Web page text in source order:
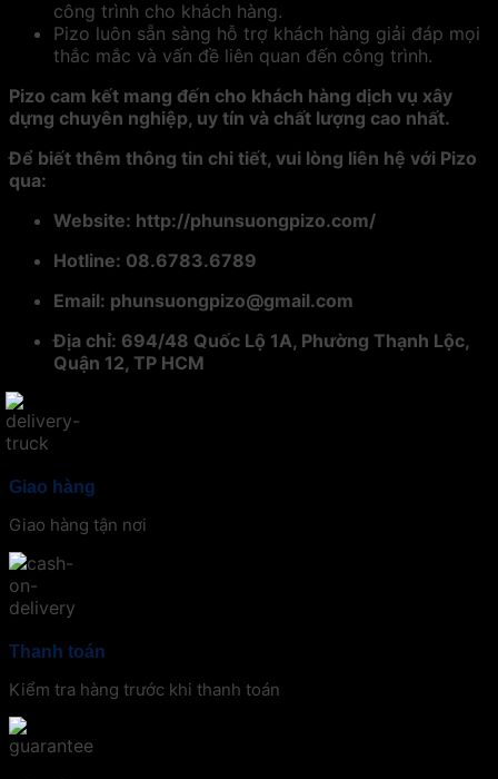
công trình cho khách hàng.
Pizo luôn sẵn sàng hỗ trợ khách hàng giải đáp mọi
thắc mắc và vấn đề liên quan đến công trình.
Pizo cam kết mang đến cho khách hàng dịch vụ xây
dựng chuyên nghiệp, uy tín và chất lượng cao nhất.
Để biết thêm thông tin chi tiết, vui lòng liên hệ với Pizo
qua:
Website: http://phunsuongpizo.com/
Hotline: 08.6783.6789
Email: phunsuongpizo@gmail.com
Địa chỉ: 694/48 Quốc Lộ 1A, Phường Thạnh Lộc,
Quận 12, TP HCM
Giao hàng
Giao hàng tận nơi
Thanh toán
Kiểm tra hàng trước khi thanh toán